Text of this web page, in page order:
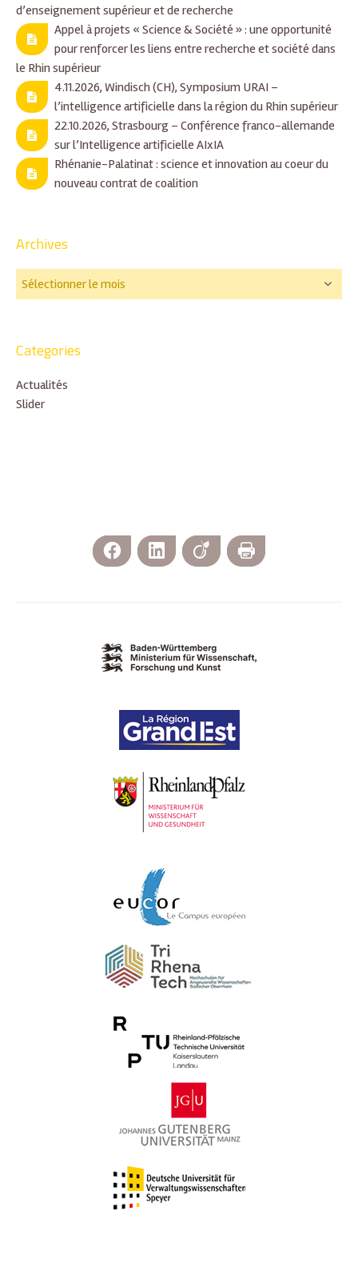
d’enseignement supérieur et de recherche
Appel à projets « Science & Société » : une opportunité
pour renforcer les liens entre recherche et société dans
le Rhin supérieur
4.11.2026, Windisch (CH), Symposium URAI –
l’intelligence artificielle dans la région du Rhin supérieur
22.10.2026, Strasbourg – Conférence franco-allemande
sur l’Intelligence artificielle AIxIA
Rhénanie-Palatinat : science et innovation au coeur du
nouveau contrat de coalition
Archives
Categories
Actualités
Slider
Facebook LinkedIn Viadeo